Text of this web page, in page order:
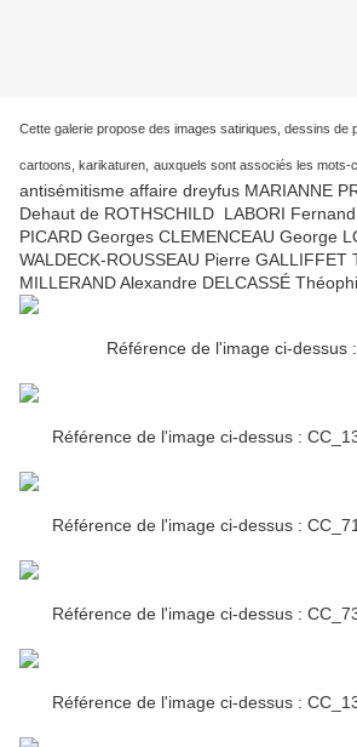
Cette galerie propose des images satiriques, dessins de
cartoons, karikaturen, auxquels sont associés les mots-
antisémitisme affaire dreyfus MARIANNE
Dehaut de ROTHSCHILD LABORI
PICARD Georges CLEMENCEAU George
WALDECK-ROUSSEAU Pierre GALLIFFET
MILLERAND Alexandre DELCASSÉ
Référence de l'image ci-
Référence de l'image ci-dessus :
Référence de l'image ci-dessus :
Référence de l'image ci-dessus :
Référence de l'image ci-dessus :